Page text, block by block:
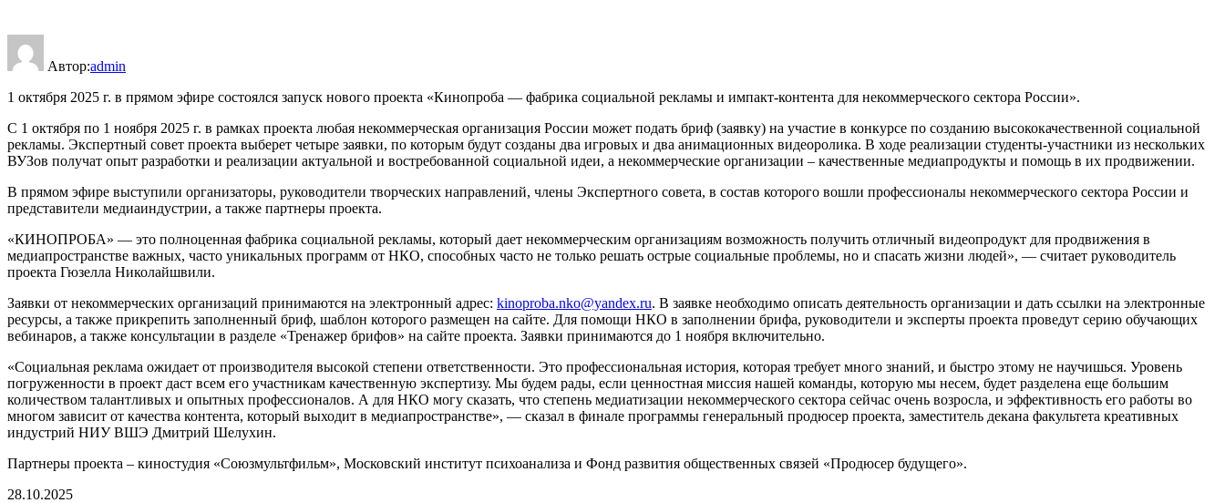
Автор:admin
1 октября 2025 г. в прямом эфире состоялся запуск нового проекта «Кинопроба — фабрика социальной рекламы и импакт-контента для некоммерческого сектора России».
С 1 октября по 1 ноября 2025 г. в рамках проекта любая некоммерческая организация России может подать бриф (заявку) на участие в конкурсе по созданию высококачественной социальной
рекламы. Экспертный совет проекта выберет четыре заявки, по которым будут созданы два игровых и два анимационных видеоролика. В ходе реализации студенты-участники из нескольких
ВУЗов получат опыт разработки и реализации актуальной и востребованной социальной идеи, а некоммерческие организации – качественные медиапродукты и помощь в их продвижении.
В прямом эфире выступили организаторы, руководители творческих направлений, члены Экспертного совета, в состав которого вошли профессионалы некоммерческого сектора России и
представители медиаиндустрии, а также партнеры проекта.
«КИНОПРОБА» — это полноценная фабрика социальной рекламы, который дает некоммерческим организациям возможность получить отличный видеопродукт для продвижения в
медиапространстве важных, часто уникальных программ от НКО, способных часто не только решать острые социальные проблемы, но и спасать жизни людей», — считает руководитель
проекта Гюзелла Николайшвили.
Заявки от некоммерческих организаций принимаются на электронный адрес: kinoproba.nko@yandex.ru. В заявке необходимо описать деятельность организации и дать ссылки на электронные
ресурсы, а также прикрепить заполненный бриф, шаблон которого размещен на сайте. Для помощи НКО в заполнении брифа, руководители и эксперты проекта проведут серию обучающих
вебинаров, а также консультации в разделе «Тренажер брифов» на сайте проекта. Заявки принимаются до 1 ноября включительно.
«Социальная реклама ожидает от производителя высокой степени ответственности. Это профессиональная история, которая требует много знаний, и быстро этому не научишься. Уровень
погруженности в проект даст всем его участникам качественную экспертизу. Мы будем рады, если ценностная миссия нашей команды, которую мы несем, будет разделена еще большим
количеством талантливых и опытных профессионалов. А для НКО могу сказать, что степень медиатизации некоммерческого сектора сейчас очень возросла, и эффективность его работы во
многом зависит от качества контента, который выходит в медиапространстве», — сказал в финале программы генеральный продюсер проекта, заместитель декана факультета креативных
индустрий НИУ ВШЭ Дмитрий Шелухин.
Партнеры проекта – киностудия «Союзмультфильм», Московский институт психоанализа и Фонд развития общественных связей «Продюсер будущего».
28.10.2025